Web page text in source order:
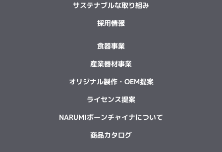
サステナブルな取り組み
採用情報
食器事業
産業器材事業
オリジナル製作・OEM提案
ライセンス提案
NARUMIボーンチャイナについて
商品カタログ